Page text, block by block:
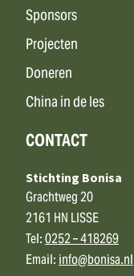
Sponsors
Projecten
Doneren
China in de les
CONTACT
Stichting Bonisa
Grachtweg 20
2161 HN LISSE
Tel:0252 – 418269
Email:info@bonisa.nl